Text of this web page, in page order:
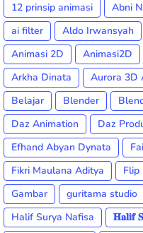
12 prinsip animasi Abni
ai filter
Aldo Irwansyah
Animasi 2D
Animasi2D
Arkha Dinata
Aurora 3D
Belajar
Blender
Daz Animation
Daz
Efhand Abyan Dynata
Fikri Maulana Aditya
Flip
Gambar
guritama studio
Halif Surya Nafisa
𝐇𝐚𝐥𝐢𝐟